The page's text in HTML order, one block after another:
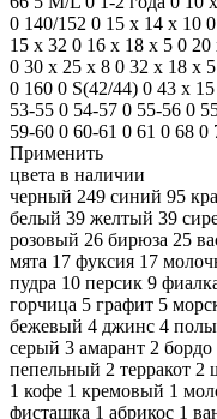
0 140/152 0 15 х 14 х 10 0
15 х 32 0 16 х 18 х 5 0 20
0 30 х 25 х 8 0 32 х 18 х 5
0 160 0 S(42/44) 0 43 х
53-55 0 54-57 0 55-56 0
59-60 0 60-61 0 61 0 68 0
Применить
цвета в наличии
черный 249 синий 95
белый 39 желтый 39
розовый 26 бирюза 25
мята 17 фуксия 17
пудра 10 персик 9
горчица 5 графит 5
бежевый 4 джинс 4
серый 3 амарант 2 бордо
пепельный 2 терракот 2
1 кофе 1 кремовый 1
фисташка 1 абрикос 1